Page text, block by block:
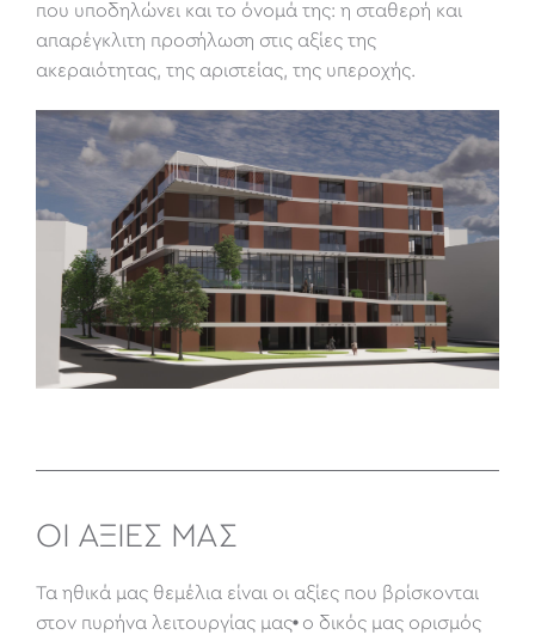
που υποδηλώνει και το όνομά της: η σταθερή και
απαρέγκλιτη προσήλωση στις αξίες της
ακεραιότητας, της αριστείας, της υπεροχής.
ΟΙ ΑΞΙΕΣ ΜΑΣ
Τα ηθικά μας θεμέλια είναι οι αξίες που βρίσκονται
στον πυρήνα λειτουργίας μας· ο δικός μας ορισμός